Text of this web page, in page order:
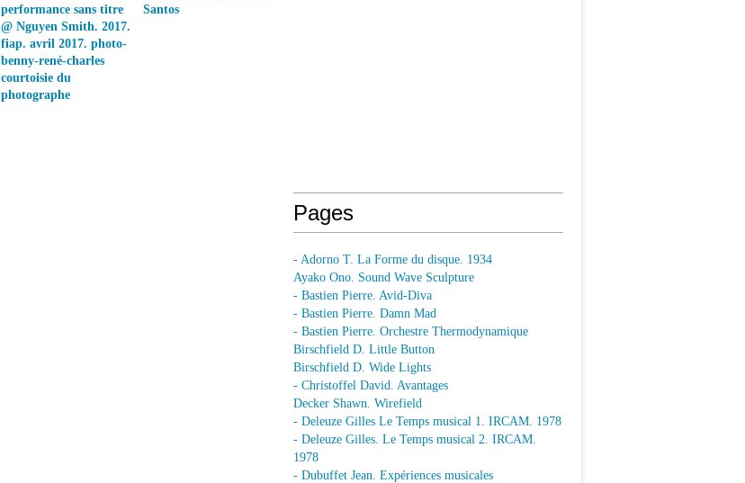
performance sans titre
@ Nguyen Smith. 2017.
fiap. avril 2017. photo-
benny-rené-charles
courtoisie du
photographe
Santos
Pages
- Adorno T. La Forme du disque. 1934
Ayako Ono. Sound Wave Sculpture
- Bastien Pierre. Avid-Diva
- Bastien Pierre. Damn Mad
- Bastien Pierre. Orchestre Thermodynamique
Birschfield D. Little Button
Birschfield D. Wide Lights
- Christoffel David. Avantages
Decker Shawn. Wirefield
- Deleuze Gilles Le Temps musical 1. IRCAM. 1978
- Deleuze Gilles. Le Temps musical 2. IRCAM.
1978
- Dubuffet Jean. Expériences musicales